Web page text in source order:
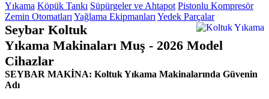
Yıkama Köpük Tankı Süpürgeler ve Ahtapot Pistonlu Kompresör
Zemin Otomatları Yağlama Ekipmanları Yedek Parçalar
Seybar Koltuk
Yıkama Makinaları Muş - 2026 Model
Cihazlar
SEYBAR MAKİNA: Koltuk Yıkama Makinalarında Güvenin
Adı